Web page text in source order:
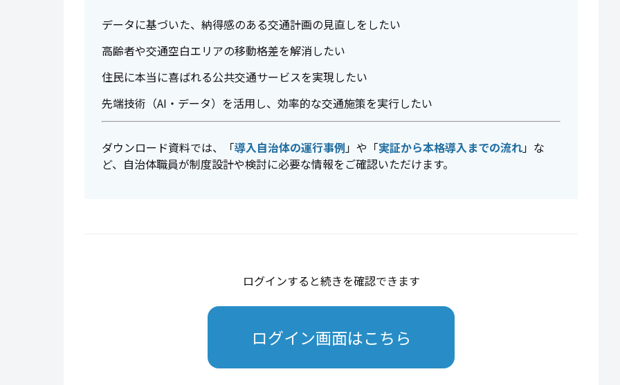
データに基づいた、納得感のある交通計画の見直しをしたい
高齢者や交通空白エリアの移動格差を解消したい
住民に本当に喜ばれる公共交通サービスを実現したい
先端技術（AI・データ）を活用し、効率的な交通施策を実行したい
ダウンロード資料では、「導入自治体の運行事例」や「実証から本格導入までの流れ」な
ど、自治体職員が制度設計や検討に必要な情報をご確認いただけます。
ログインすると続きを確認できます
ログイン画面はこちら